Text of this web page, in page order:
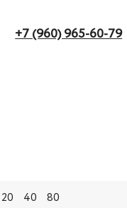
+7 (960) 965-60-79
20 40 80